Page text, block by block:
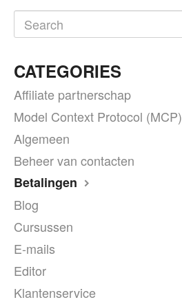
CATEGORIES
Affiliate partnerschap
Model Context Protocol (MCP)
Algemeen
Beheer van contacten
Betalingen
Blog
Cursussen
E-mails
Editor
Klantenservice